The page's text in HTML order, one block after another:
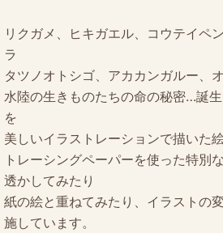
リクガメ、ヒキガエル、コウテイペ
ラ
タツノオトシゴ、アカカンガルー、
水陸の生きものたちの命の秘密…誕
を
美しいイラストレーションで描いた絵
トレーシングペーパーを使った特別
透かしてみたり
紙の絵と重ねてみたり、イラストの
施しています。